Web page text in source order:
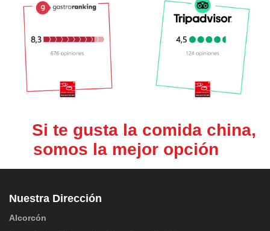
Si te gusta la comida china,
somos la mejor opción
Nuestra Dirección
Alcorcón